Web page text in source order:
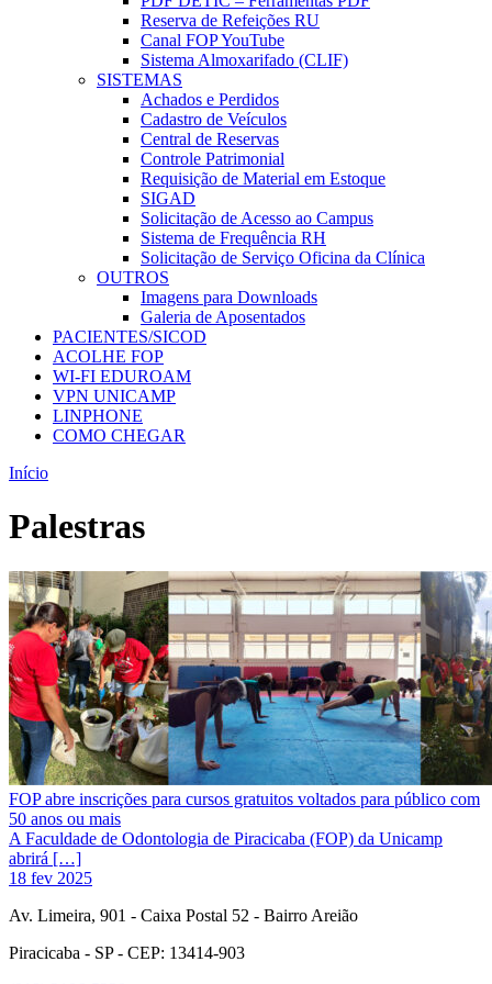
Reserva de Refeições RU
Canal FOP YouTube
Sistema Almoxarifado (CLIF)
SISTEMAS
Achados e Perdidos
Cadastro de Veículos
Central de Reservas
Controle Patrimonial
Requisição de Material em Estoque
SIGAD
Solicitação de Acesso ao Campus
Sistema de Frequência RH
Solicitação de Serviço Oficina da Clínica
OUTROS
Imagens para Downloads
Galeria de Aposentados
PACIENTES/SICOD
ACOLHE FOP
WI-FI EDUROAM
VPN UNICAMP
LINPHONE
COMO CHEGAR
Início
Palestras
FOP abre inscrições para cursos gratuitos voltados para público com
50 anos ou mais
A Faculdade de Odontologia de Piracicaba (FOP) da Unicamp
abrirá […]
18 fev 2025
Av. Limeira, 901 - Caixa Postal 52 - Bairro Areião
Piracicaba - SP - CEP: 13414-903